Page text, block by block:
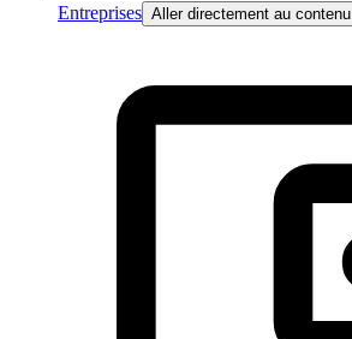
Entreprises Aller directement au contenu